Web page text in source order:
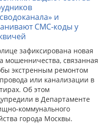
и
СМС-коды у
зафиксирована новая
мошенничества, связанная
экстренным ремонтом
или канализации в
Об этом
в Департаменте
коммунального
города Москвы.